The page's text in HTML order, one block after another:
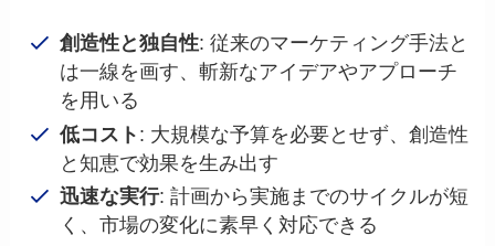
創造性と独自性: 従来のマーケティング手法と
は一線を画す、斬新なアイデアやアプローチ
を用いる
低コスト : 大規模な予算を必要とせず、創造性
と知恵で効果を生み出す
迅速な実行: 計画から実施までのサイクルが短
く、市場の変化に素早く対応できる